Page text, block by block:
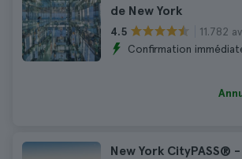
de New York
4.5
11.782
Confirmation
New York CityPASS®